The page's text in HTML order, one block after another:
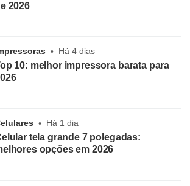
2026
Há 4 dias
10: melhor impressora barata para
Há 1 dia
tela grande 7 polegadas:
opções em 2026